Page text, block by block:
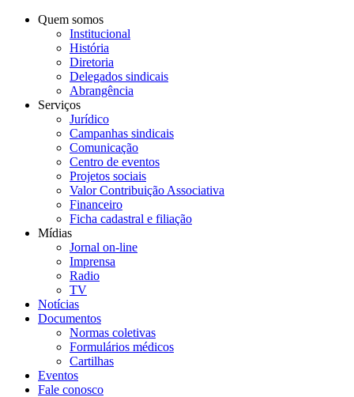
Quem somos
Institucional
História
Diretoria
Delegados sindicais
Abrangência
Serviços
Jurídico
Campanhas sindicais
Comunicação
Centro de eventos
Projetos sociais
Valor Contribuição Associativa
Financeiro
Ficha cadastral e filiação
Mídias
Jornal on-line
Imprensa
Radio
TV
Notícias
Documentos
Normas coletivas
Formulários médicos
Cartilhas
Eventos
Fale conosco